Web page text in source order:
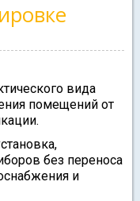
вида
помещений от
без переноса
и